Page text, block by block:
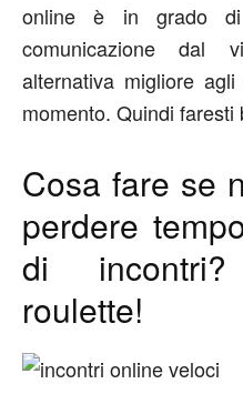
online è in grado
comunicazione dal
alternativa migliore
momento. Quindi faresti
Cosa fare se
perdere
di
roulette!